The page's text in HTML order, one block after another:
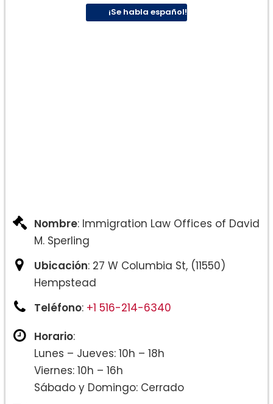
¡Se habla español!
Nombre: Immigration Law Offices of David
M. Sperling
Ubicación: 27 W Columbia St, (11550)
Hempstead
Teléfono: +1 516-214-6340
Horario:
Lunes – Jueves: 10h – 18h
Viernes: 10h – 16h
Sábado y Domingo: Cerrado